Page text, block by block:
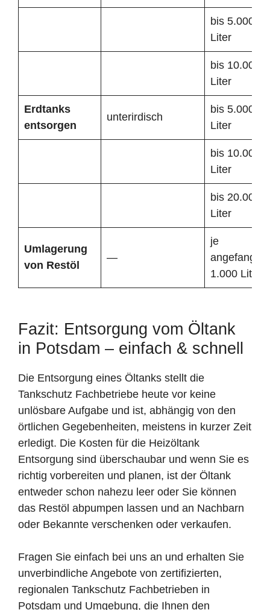
bis 5.000
Liter
bis 10.000
Liter
Erdtanks
entsorgen
unterirdisch
bis 5.000
Liter
bis 10.000
Liter
bis 20.000
Liter
Umlagerung
von Restöl
—
je
1.000 Liter
Fazit: Entsorgung vom Öltank
in Potsdam – einfach & schnell
Die Entsorgung eines Öltanks stellt die
Tankschutz Fachbetriebe heute vor keine
unlösbare Aufgabe und ist, abhängig von den
örtlichen Gegebenheiten, meistens in kurzer Zeit
erledigt. Die Kosten für die Heizöltank
Entsorgung sind überschaubar und wenn Sie es
richtig vorbereiten und planen, ist der Öltank
entweder schon nahezu leer oder Sie können
das Restöl abpumpen lassen und an Nachbarn
oder Bekannte verschenken oder verkaufen.
Fragen Sie einfach bei uns an und erhalten Sie
unverbindliche Angebote von zertifizierten,
regionalen Tankschutz Fachbetrieben in
Potsdam und Umgebung, die Ihnen den